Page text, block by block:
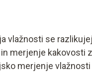
vlažnosti se
merjenje kakovosti
merjenje